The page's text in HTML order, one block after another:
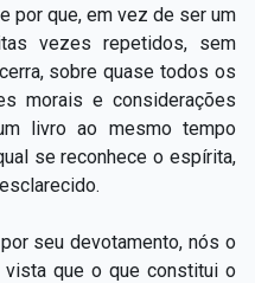
por que, em vez de ser um
vezes repetidos, sem
sobre quase todos os
morais e considerações
livro ao mesmo tempo
se reconhece o espírita,
seu devotamento, nós o
que o que constitui o